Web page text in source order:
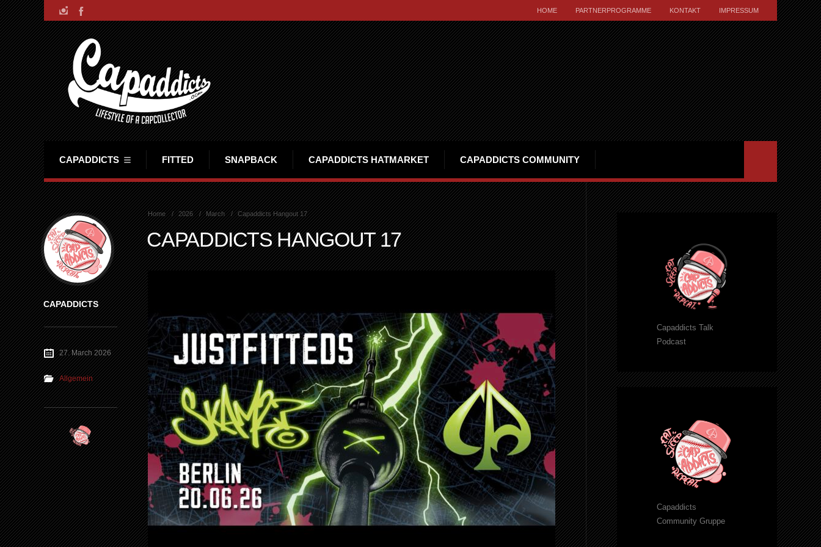
HOME PARTNERPROGRAMME KONTAKT IMPRESSUM
CAPADDICTS FITTED SNAPBACK CAPADDICTS HATMARKET CAPADDICTS COMMUNITY
Home 2026 March Capaddicts Hangout 17
CAPADDICTS HANGOUT 17
CAPADDICTS
27. March 2026
Allgemein
Capaddicts Talk
Podcast
Capaddicts
Community Gruppe